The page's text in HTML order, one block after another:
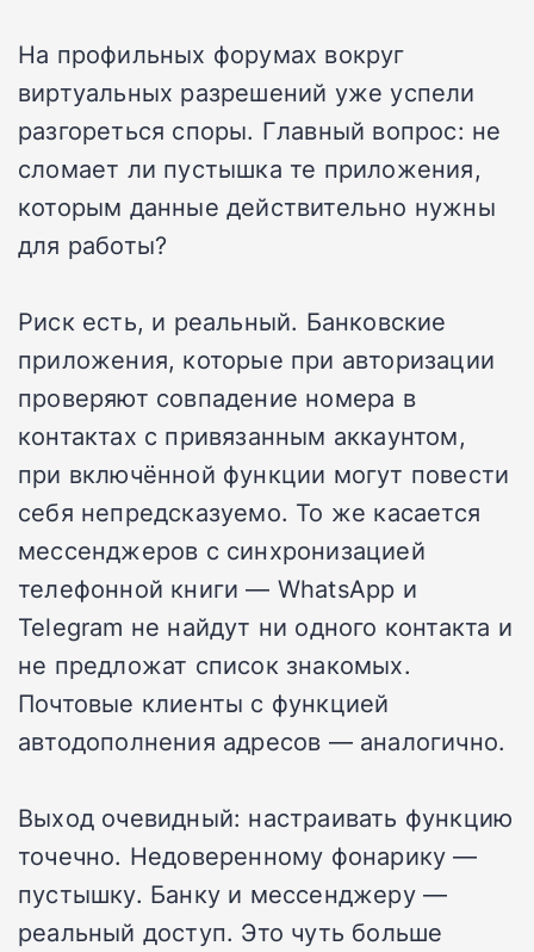
На профильных форумах вокруг
виртуальных разрешений уже успели
разгореться споры. Главный вопрос: не
сломает ли пустышка те приложения,
которым данные действительно нужны
для работы?
Риск есть, и реальный. Банковские
приложения, которые при авторизации
проверяют совпадение номера в
контактах с привязанным аккаунтом,
при включённой функции могут повести
себя непредсказуемо. То же касается
мессенджеров с синхронизацией
телефонной книги — WhatsApp и
Telegram не найдут ни одного контакта и
не предложат список знакомых.
Почтовые клиенты с функцией
автодополнения адресов — аналогично.
Выход очевидный: настраивать функцию
точечно. Недоверенному фонарику —
пустышку. Банку и мессенджеру —
реальный доступ. Это чуть больше